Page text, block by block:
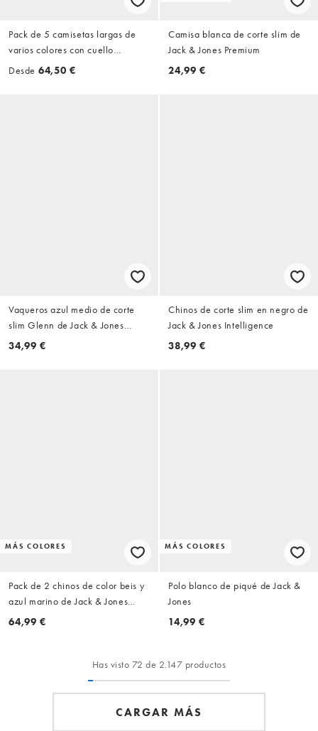
Pack de 5 camisetas largas de
varios colores con cuello
redondo de Jack & Jones
Desde 64,50 €
Camisa blanca de corte slim de
Jack & Jones Premium
24,99 €
Vaqueros azul medio de corte
slim Glenn de Jack & Jones
Intelligence
34,99 €
Chinos de corte slim en negro de
Jack & Jones Intelligence
38,99 €
MÁS COLORES
Pack de 2 chinos de color beis y
azul marino de Jack & Jones
Intelligence
64,99 €
MÁS COLORES
Polo blanco de piqué de Jack &
Jones
14,99 €
Has visto 72 de 2.147 productos
CARGAR MÁS